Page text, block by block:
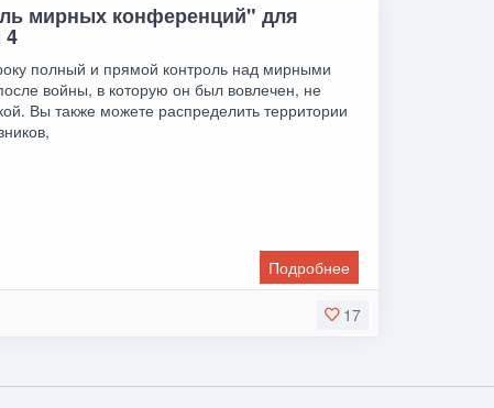
мирных конференций" для
4
полный и прямой контроль над мирными
войны, в которую он был вовлечен, не
Вы также можете распределить территории
Подробнее
17